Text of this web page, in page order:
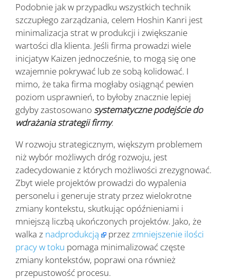
Podobnie jak w przypadku wszystkich technik
szczupłego zarządzania, celem Hoshin Kanri jest
minimalizacja strat w produkcji i zwiększanie
wartości dla klienta. Jeśli firma prowadzi wiele
inicjatyw Kaizen jednocześnie, to mogą się one
wzajemnie pokrywać lub ze sobą kolidować. I
mimo, że taka firma mogłaby osiągnąć pewien
poziom usprawnień, to byłoby znacznie lepiej
gdyby zastosowano systematyczne podejście do
wdrażania strategii firmy.
W rozwoju strategicznym, większym problemem
niż wybór możliwych dróg rozwoju, jest
zadecydowanie z których możliwości zrezygnować.
Zbyt wiele projektów prowadzi do wypalenia
personelu i generuje straty przez wielokrotne
zmiany kontekstu, skutkując opóźnieniami i
mniejszą liczbą ukończonych projektów. Jako, że
walka z nadprodukcją przez zmniejszenie ilości
pracy w toku pomaga minimalizować częste
zmiany kontekstów, poprawi ona również
przepustowość procesu.